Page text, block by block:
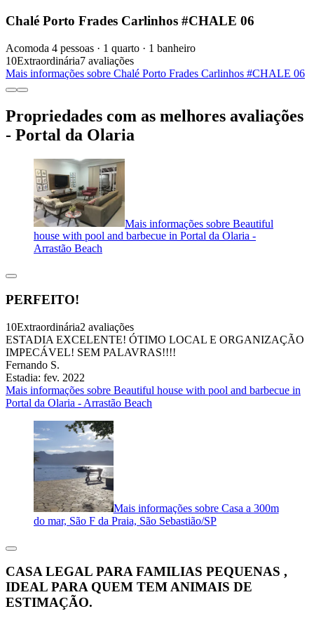
Chalé Porto Frades Carlinhos #CHALE 06
Acomoda 4 pessoas · 1 quarto · 1 banheiro
10Extraordinária7 avaliações
Mais informações sobre Chalé Porto Frades Carlinhos #CHALE 06
Propriedades com as melhores avaliações
- Portal da Olaria
Mais informações sobre Beautiful
house with pool and barbecue in Portal da Olaria -
Arrastão Beach
PERFEITO!
10Extraordinária2 avaliações
ESTADIA EXCELENTE! ÓTIMO LOCAL E ORGANIZAÇÃO
IMPECÁVEL! SEM PALAVRAS!!!!
Fernando S.
Estadia: fev. 2022
Mais informações sobre Beautiful house with pool and barbecue in
Portal da Olaria - Arrastão Beach
Mais informações sobre Casa a 300m
do mar, São F da Praia, São Sebastião/SP
CASA LEGAL PARA FAMILIAS PEQUENAS ,
IDEAL PARA QUEM TEM ANIMAIS DE
ESTIMAÇÃO.